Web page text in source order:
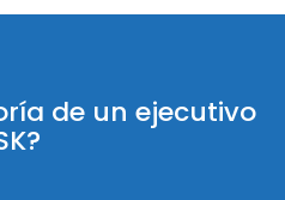
de un ejecutivo